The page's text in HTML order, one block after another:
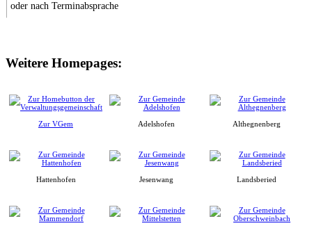
oder nach Terminabsprache
Weitere Homepages:
Zur VGem Adelshofen Althegnenberg
Hattenhofen Jesenwang Landsberied